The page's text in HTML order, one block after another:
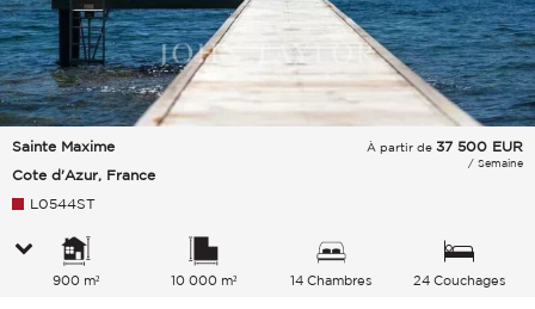
Sainte Maxime
Cote d'Azur, France
À partir de 37 500 EUR
/ Semaine
L0544ST
900 m² 10 000 m² 14 Chambres 24 Couchages